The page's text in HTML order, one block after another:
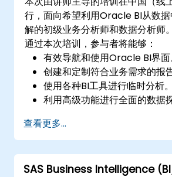
行，面向希望利用Oracle BI从数
解的初级业务分析师和数据分析师。
通过本次培训，参与者将能够：
有效导航和使用Oracle BI界面
创建和定制符合业务需求的报
使用各种BI工具进行临时分析。
利用高级功能进行全面的数据探
查看更多...
SAS Business Intelligence